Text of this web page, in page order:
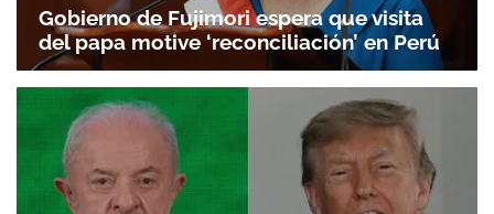
Gobierno de Fujimori espera que visita
del papa motive ‘reconciliación’ en Perú